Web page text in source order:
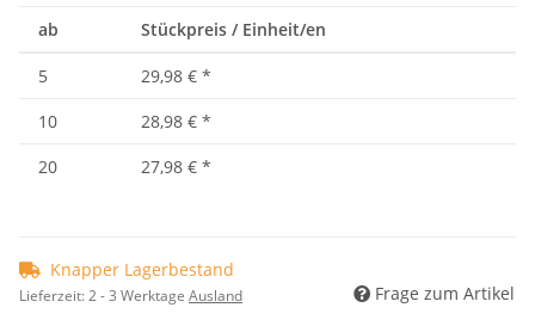
ab Stückpreis / Einheit/en
5 29,98 € *
10
28,98 € *
20
27,98 € *
Knapper Lagerbestand
Lieferzeit:2 - 3 Werktage Ausland Frage zum Artikel